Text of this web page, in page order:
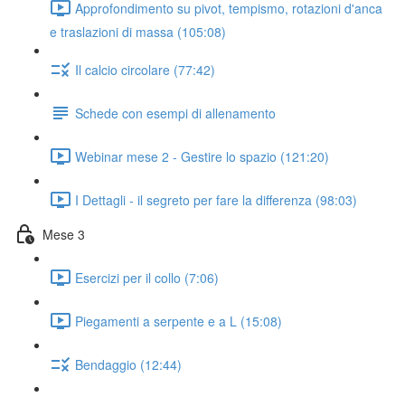
Approfondimento su pivot, tempismo, rotazioni d'anca
e traslazioni di massa (105:08)
Il calcio circolare (77:42)
Schede con esempi di allenamento
Webinar mese 2 - Gestire lo spazio (121:20)
I Dettagli - il segreto per fare la differenza (98:03)
Mese 3
Esercizi per il collo (7:06)
Piegamenti a serpente e a L (15:08)
Bendaggio (12:44)